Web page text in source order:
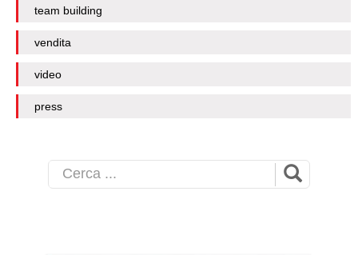
team building
vendita
video
press